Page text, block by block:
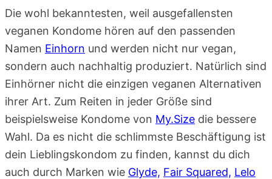
Die wohl bekanntesten, weil ausgefallensten
veganen Kondome hören auf den passenden
Namen Einhorn und werden nicht nur vegan,
sondern auch nachhaltig produziert. Natürlich sind
Einhörner nicht die einzigen veganen Alternativen
ihrer Art. Zum Reiten in jeder Größe sind
beispielsweise Kondome von My.Size die bessere
Wahl. Da es nicht die schlimmste Beschäftigung ist
dein Lieblingskondom zu finden, kannst du dich
auch durch Marken wie Glyde, Fair Squared, Lelo